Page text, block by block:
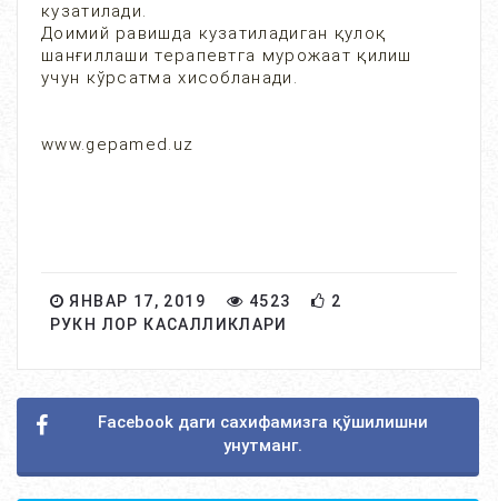
кузатилади.
Доимий равишда кузатиладиган қулоқ
шанғиллаши терапевтга мурожаат қилиш
учун кўрсатма хисобланади.
www.gepamed.uz
ЯНВАР 17, 2019 4523
2
РУКН ЛОР КАСАЛЛИКЛАРИ
Facebook даги сахифамизга қўшилишни
унутманг.